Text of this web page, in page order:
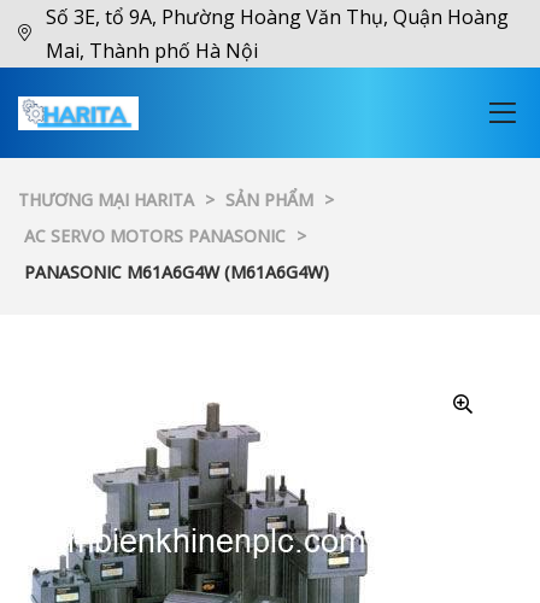
Số 3E, tổ 9A, Phường Hoàng Văn Thụ, Quận Hoàng
Mai, Thành phố Hà Nội
THƯƠNG MẠI HARITA > SẢN PHẨM >
AC SERVO MOTORS PANASONIC >
PANASONIC M61A6G4W (M61A6G4W)